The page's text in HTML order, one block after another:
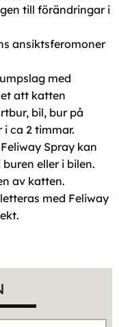
till förändringar i
ansiktsferomoner
med
att katten
bil, bur på
ca 2 timmar.
Spray kan
eller i bilen.
av katten.
med Feliway